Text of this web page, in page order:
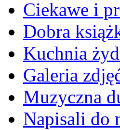
Ciekawe i
Dobra
Kuchnia
Galeria
Muzyczna
Napisali do